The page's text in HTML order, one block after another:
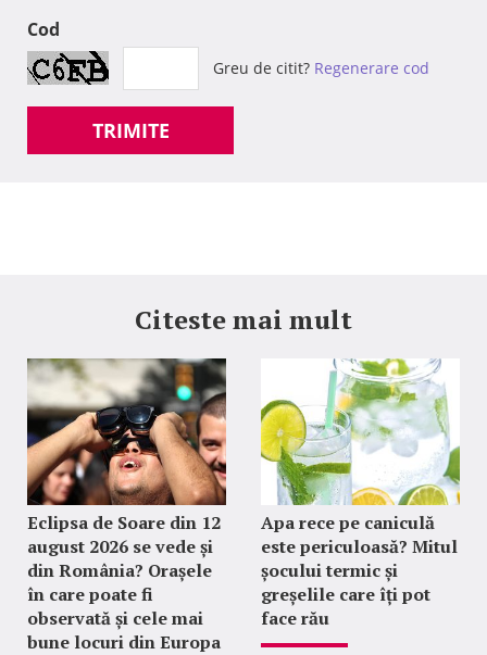
Cod
Greu de citit? Regenerare cod
TRIMITE
Citeste mai mult
Eclipsa de Soare din 12
august 2026 se vede și
din România? Orașele
în care poate fi
observată și cele mai
bune locuri din Europa
Apa rece pe caniculă
este periculoasă? Mitul
șocului termic și
greșelile care îți pot
face rău